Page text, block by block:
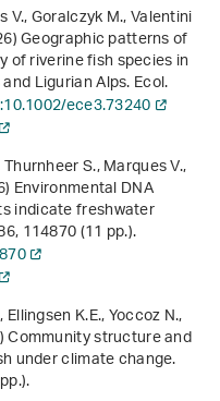
V., Goralczyk M., Valentini
Geographic patterns of
riverine fish species in
Ligurian Alps. Ecol.
ece3.73240
S., Marques V.,
Environmental DNA
indicate freshwater
, 114870 (11 pp.).
K.E., Yoccoz N.,
Community structure and
under climate change.